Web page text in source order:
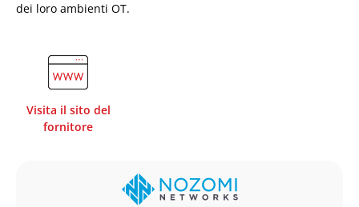
dei loro ambienti OT.
Visita il sito del
fornitore